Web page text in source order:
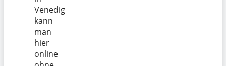
Venedig
kann
man
hier
online